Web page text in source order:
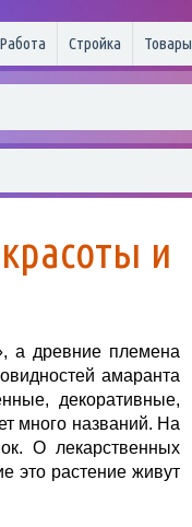
Работа Стройка Товары
и
а древние племена
амаранта
декоративные,
много названий. На
О лекарственных
это растение живут